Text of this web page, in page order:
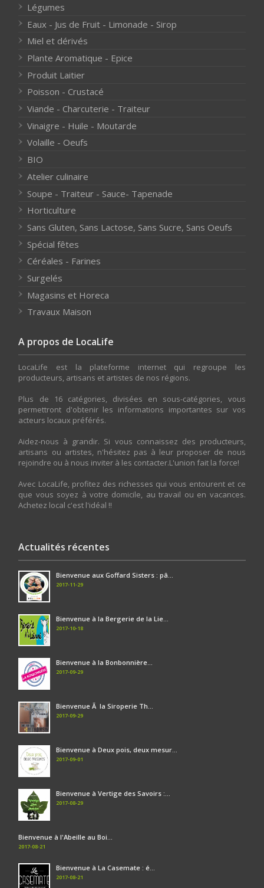
Légumes
Eaux - Jus de Fruit - Limonade - Sirop
Miel et dérivés
Plante Aromatique - Epice
Produit Laitier
Poisson - Crustacé
Viande - Charcuterie - Traiteur
Vinaigre - Huile - Moutarde
Volaille - Oeufs
BIO
Atelier culinaire
Soupe - Traiteur - Sauce- Tapenade
Horticulture
Sans Gluten, Sans Lactose, Sans Sucre, Sans Oeufs
Spécial fêtes
Céréales - Farines
Surgelés
Magasins et Horeca
Travaux Maison
A propos de LocaLife
LocaLife est la plateforme internet qui regroupe les
producteurs, artisans et artistes de nos régions.
Plus de 16 catégories, divisées en sous-catégories, vous
permettront d'obtenir les informations importantes sur vos
acteurs locaux préférés.
Aidez-nous à grandir. Si vous connaissez des producteurs,
artisans ou artistes, n'hésitez pas à leur proposer de nous
rejoindre ou à nous inviter à les contacter.L'union fait la force!
Avec LocaLife, profitez des richesses qui vous entourent et ce
que vous soyez à votre domicile, au travail ou en vacances.
Achetez local c'est l'idéal !!
Actualités récentes
Bienvenue aux Goffard Sisters : pâ...
2017-11-29
Bienvenue à la Bergerie de la Lie...
2017-10-18
Bienvenue à la Bonbonnière...
2017-09-29
Bienvenue Ã la Siroperie Th...
2017-09-29
Bienvenue à Deux pois, deux mesur...
2017-09-01
Bienvenue à Vertige des Savoirs :...
2017-08-29
Bienvenue à l'Abeille au Boi...
2017-08-21
Bienvenue à La Casemate : é...
2017-08-21